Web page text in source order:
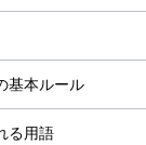
基本ルール
る用語